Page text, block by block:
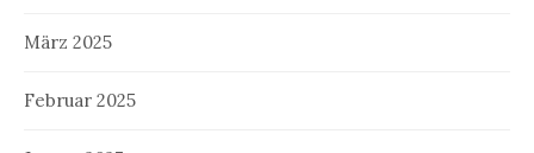
März 2025
Februar 2025